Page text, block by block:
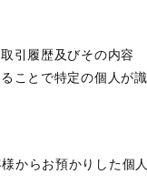
引履歴及びその内容
ことで特定の個人が
からお預かりした個